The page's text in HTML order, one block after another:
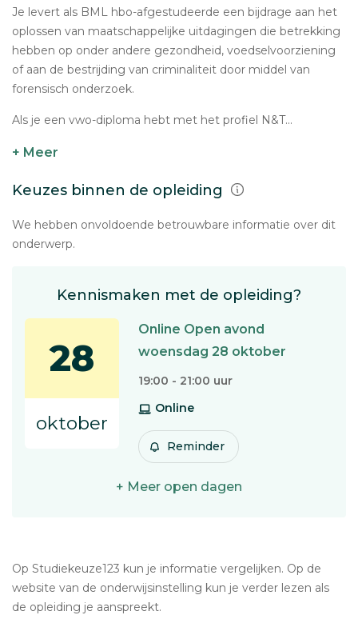
Je levert als BML hbo-afgestudeerde een bijdrage aan het
oplossen van maatschappelijke uitdagingen die betrekking
hebben op onder andere gezondheid, voedselvoorziening
of aan de bestrijding van criminaliteit door middel van
forensisch onderzoek.
Als je een vwo-diploma hebt met het profiel N&T...
+ Meer
Keuzes binnen de opleiding
We hebben onvoldoende betrouwbare informatie over dit
onderwerp.
Kennismaken met de opleiding?
28
oktober
Online Open avond
woensdag 28 oktober
19:00 - 21:00 uur
Online
Reminder
+ Meer open dagen
Op Studiekeuze123 kun je informatie vergelijken. Op de
website van de onderwijsinstelling kun je verder lezen als
de opleiding je aanspreekt.